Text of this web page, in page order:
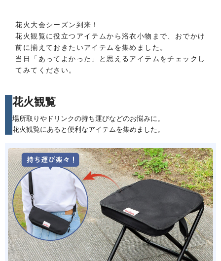
花火大会シーズン到来！
花火観覧に役立つアイテムから浴衣小物まで、おでかけ
前に揃えておきたいアイテムを集めました。
当日「あってよかった」と思えるアイテムをチェックし
てみてください。
花火観覧
場所取りやドリンクの持ち運びなどのお悩みに。
花火観覧にあると便利なアイテムを集めました。